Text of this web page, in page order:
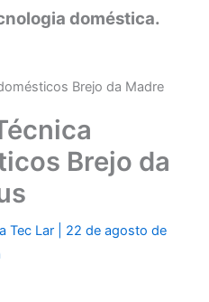
doméstica.
Brejo da Madre
Brejo da
Tec Lar
22 de agosto de